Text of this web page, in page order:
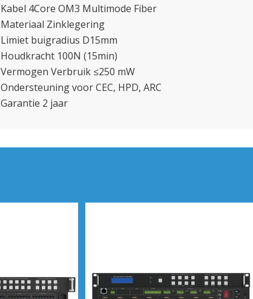
Kabel 4Core OM3 Multimode Fiber
Materiaal Zinklegering
Limiet buigradius D15mm
Houdkracht 100N (15min)
Vermogen Verbruik ≤250 mW
Ondersteuning voor CEC, HPD, ARC
Garantie 2 jaar